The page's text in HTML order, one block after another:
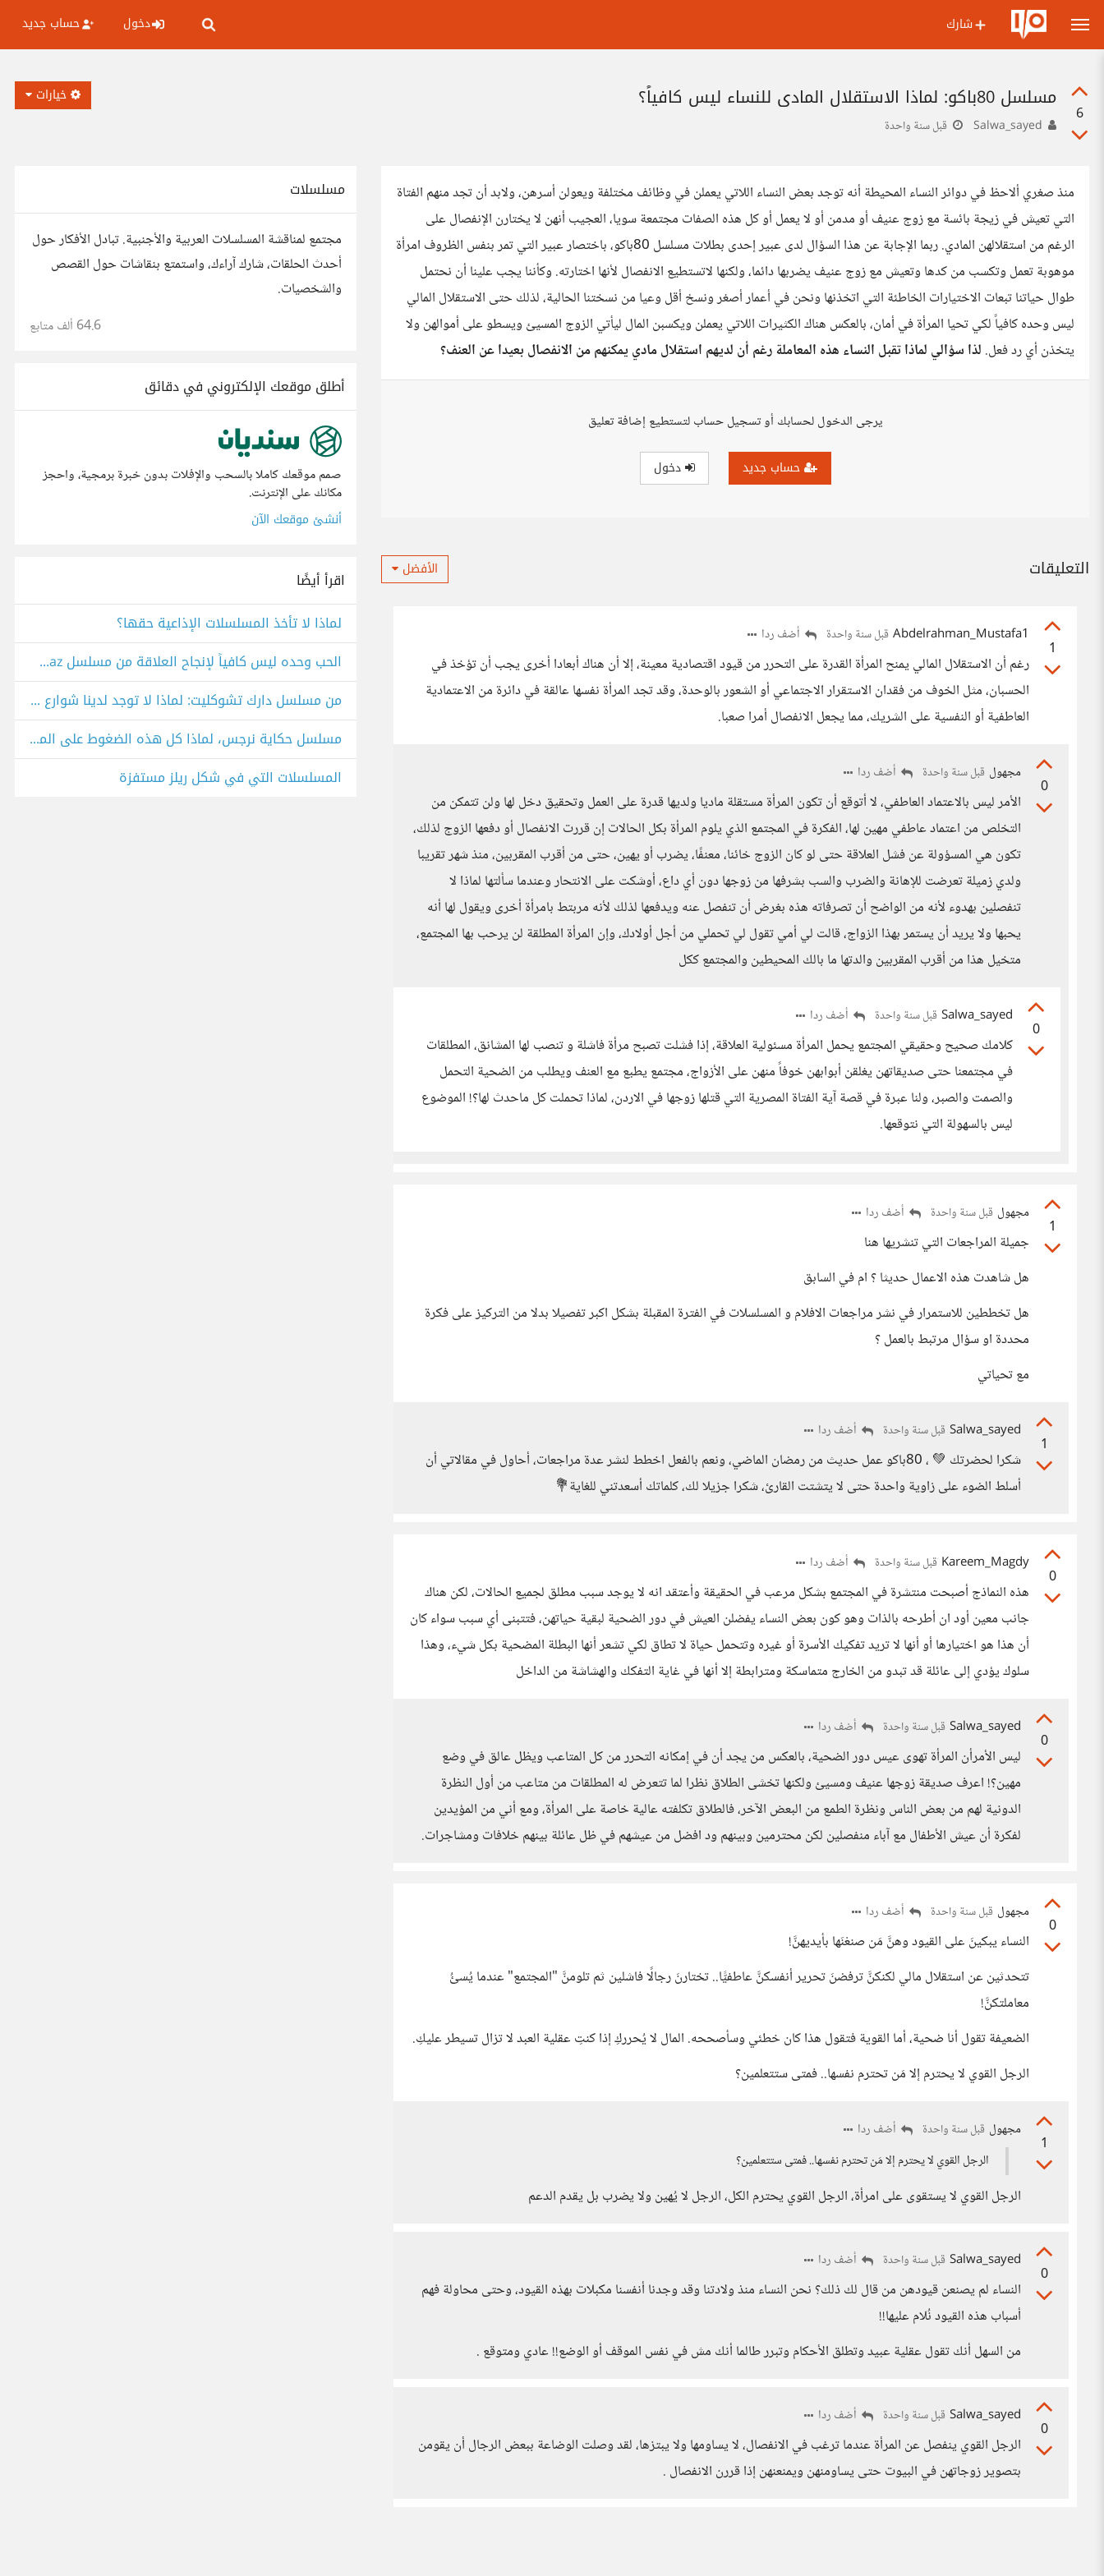
شارك دخول حساب جديد
6
مسلسل 80باكو: لماذا الاستقلال المادي للنساء ليس كافياً؟
قبل سنة واحدة
خيارات
منذ صغري ألاحظ في دوائر النساء المحيطة أنه توجد بعض النساء اللاتي يعملن في وظائف مختلفة ويعولن أسرهن، ولابد أن تجد منهم الفتاة
التي تعيش في زيجة بائسة مع زوج عنيف أو مدمن أو لا يعمل أو كل هذه الصفات مجتمعة سويا، العجيب أنهن لا يختارن الإنفصال على
الرغم من استقلالهن المادي. ربما الإجابة عن هذا السؤال لدى عبير إحدى بطلات مسلسل 80باكو، باختصار عبير التي تمر بنفس الظروف امرأة
موهوبة تعمل وتكسب من كدها وتعيش مع زوج عنيف يضربها دائما، ولكنها لاتستطيع الانفصال لأنها اختارته. وكأننا يجب علينا أن نحتمل
طوال حياتنا تبعات الاختيارات الخاطئة التي اتخذنها ونحن في أعمار أصغر ونسخ أقل وعيا من نسختنا الحالية، لذلك حتى الاستقلال المالي
ليس وحده كافياً لكي تحيا المرأة في أمان، بالعكس هناك الكثيرات اللاتي يعملن ويكسبن المال ليأتي الزوج المسيئ ويسطو على أموالهن ولا
يتخذن أي رد فعل. لذا سؤالي لماذا تقبل النساء هذه المعاملة رغم أن لديهم استقلال مادي يمكنهم من الانفصال بعيدا عن العنف؟
يرجى الدخول لحسابك أو تسجيل حساب لتستطيع إضافة تعليق
حساب جديد دخول
التعليقات الأفضل
1
Abdelrahman_Mustafa1 قبل سنة واحدة أضف ردا
رغم أن الاستقلال المالي يمنح المرأة القدرة على التحرر من قيود اقتصادية معينة، إلا أن هناك أبعادا أخرى يجب أن تؤخذ في
الحسبان، مثل الخوف من فقدان الاستقرار الاجتماعي أو الشعور بالوحدة، وقد تجد المرأة نفسها عالقة في دائرة من الاعتمادية
العاطفية أو النفسية على الشريك، مما يجعل الانفصال أمرا صعبا.
0
مجهول قبل سنة واحدة أضف ردا
الأمر ليس بالاعتماد العاطفي، لا أتوقع أن تكون المرأة مستقلة ماديا ولديها قدرة على العمل وتحقيق دخل لها ولن تتمكن من
التخلص من اعتماد عاطفي مهين لها، الفكرة في المجتمع الذي يلوم المرأة بكل الحالات إن قررت الانفصال أو دفعها الزوج لذلك،
تكون هي المسؤولة عن فشل العلاقة حتى لو كان الزوج خائنا، معنفًا، يضرب أو يهين، حتى من أقرب المقربين، منذ شهر تقريبا
ولدي زميلة تعرضت للإهانة والضرب والسب بشرفها من زوجها دون أي داع، أوشكت على الانتحار وعندما سألتها لماذا لا
تنفصلين بهدوء لأنه من الواضح أن تصرفاته هذه بغرض أن تنفصل عنه ويدفعها لذلك لأنه مربتط بامرأة أخرى ويقول لها أنه
يحبها ولا يريد أن يستمر بهذا الزواج، قالت لي أمي تقول لي تحملي من أجل أولادك، وإن المرأة المطلقة لن يرحب بها المجتمع،
متخيل هذا من أقرب المقربين والدتها ما بالك المحيطين والمجتمع ككل
0
Salwa_sayed قبل سنة واحدة أضف ردا
كلامك صحيح وحقيقي المجتمع يحمل المرأة مسئولية العلاقة، إذا فشلت تصبح مرأة فاشلة و تنصب لها المشانق، المطلقات
في مجتمعنا حتى صديقاتهن يغلقن أبوابهن خوفاً منهن على الأزواج، مجتمع يطبع مع العنف ويطلب من الضحية التحمل
والصمت والصبر، ولنا عبرة في قصة آية الفتاة المصرية التي قتلها زوجها في الاردن، لماذا تحملت كل ماحدث لها؟! الموضوع
ليس بالسهولة التي نتوقعها.
1
مجهول قبل سنة واحدة أضف ردا
جميلة المراجعات التي تنشريها هنا
هل شاهدت هذه الاعمال حديثا ؟ ام في السابق
هل تخططين للاستمرار في نشر مراجعات الافلام و المسلسلات في الفترة المقبلة بشكل اكبر تفصيلا بدلا من التركيز على فكرة
محددة او سؤال مرتبط بالعمل ؟
مع تحياتي
1
Salwa_sayed قبل سنة واحدة أضف ردا
شكرا لحضرتك 💚 ، 80باكو عمل حديث من رمضان الماضي، ونعم بالفعل اخطط لنشر عدة مراجعات، أحاول في مقالاتي أن
أسلط الضوء على زاوية واحدة حتى لا يتشتت القارئ، شكرا جزيلا لك، كلماتك أسعدتني للغاية💐
0
Kareem_Magdy قبل سنة واحدة أضف ردا
هذه النماذج أصبحت منتشرة في المجتمع بشكل مرعب في الحقيقة وأعتقد انه لا يوجد سبب مطلق لجميع الحالات، لكن هناك
جانب معين أود ان أطرحه بالذات وهو كون بعض النساء يفضلن العيش في دور الضحية لبقية حياتهن، فتتبنى أي سبب سواء كان
أن هذا هو اختيارها أو أنها لا تريد تفكيك الأسرة أو غيره وتتحمل حياة لا تطاق لكي تشعر أنها البطلة المضحية بكل شيء، وهذا
سلوك يؤدي إلى عائلة قد تبدو من الخارج متماسكة ومترابطة إلا أنها في غاية التفكك والهشاشة من الداخل
0
Salwa_sayed قبل سنة واحدة أضف ردا
ليس الأمرأن المرأة تهوى عيس دور الضحية، بالعكس من يجد أن في إمكانه التحرر من كل المتاعب ويظل عالق في وضع
مهين؟! اعرف صديقة زوجها عنيف ومسيئ ولكنها تخشى الطلاق نظرا لما تتعرض له المطلقات من متاعب من أول النظرة
الدونية لهم من بعض الناس ونظرة الطمع من البعض الآخر، فالطلاق تكلفته عالية خاصة على المرأة، ومع أني من المؤيدين
لفكرة أن عيش الأطفال مع آباء منفصلين لكن محترمين وبينهم ود افضل من عيشهم في ظل عائلة بينهم خلافات ومشاجرات.
0
مجهول قبل سنة واحدة أضف ردا
النساء يبكينَ على القيود وهنَّ مَن صنعْنَها بأيديهنَّ!
تتحدثين عن استقلال مالي لكنكنَّ ترفضنَ تحرير أنفسكنَّ عاطفيًّا.. تختارنَ رجالًا فاشلين ثم تلومنَّ "المجتمع" عندما يُسئُ
معاملتكنَّ!
الضعيفة تقول أنا ضحية، أما القوية فتقول هذا كان خطئي وسأصححه. المال لا يُحرركِ إذا كنتِ عقلية العبد لا تزال تسيطر عليكِ.
الرجل القوي لا يحترم إلا مَن تحترم نفسها.. فمتى ستتعلمين؟
1
مجهول قبل سنة واحدة
أضف ردا
الرجل القوي لا يحترم إلا مَن تحترم نفسها.. فمتى ستتعلمين؟
الرجل القوي لا يستقوى على امرأة، الرجل القوي يحترم الكل، الرجل لا يُهين ولا يضرب بل يقدم الدعم
0
Salwa_sayed قبل سنة واحدة أضف ردا
النساء لم يصنعن قيودهن من قال لك ذلك؟ نحن النساء منذ ولادتنا وقد وجدنا أنفسنا مكبلات بهذه القيود، وحتى محاولة فهم
أسباب هذه القيود نُلام عليها!!
من السهل أنك تقول عقلية عبيد وتطلق الأحكام وتبرر طالما أنك مش في نفس الموقف أو الوضع!! عادي ومتوقع .
0
Salwa_sayed قبل سنة واحدة أضف ردا
الرجل القوي ينفصل عن المرأة عندما ترغب في الانفصال، لا يساومها ولا يبتزها، لقد وصلت الوضاعة ببعض الرجال أن يقومن
بتصوير زوجاتهن في البيوت حتى يساومنهن ويمنعنهن إذا قررن الانفصال .
مسلسلات
مجتمع لمناقشة المسلسلات العربية والأجنبية. تبادل الأفكار حول
أحدث الحلقات، شارك آراءك، واستمتع بنقاشات حول القصص
والشخصيات.
64.6 ألف متابع
أطلق موقعك الإلكتروني في دقائق
صمم موقعك كاملا بالسحب والإفلات بدون خبرة برمجية، واحجز
مكانك على الإنترنت.
أنشئ موقعك الآن
اقرأ أيضًا
لماذا لا تأخذ المسلسلات الإذاعية حقها؟
الحب وحده ليس كافياً لإنجاح العلاقة من مسلسل Bize bi şey olmaz
من مسلسل دارك تشوكليت: لماذا لا توجد لدينا شوارع آمنة للنساء؟
مسلسل حكاية نرجس، لماذا كل هذه الضغوط على المرأة إن لم تنجب؟
المسلسلات التي في شكل ريلز مستفزة